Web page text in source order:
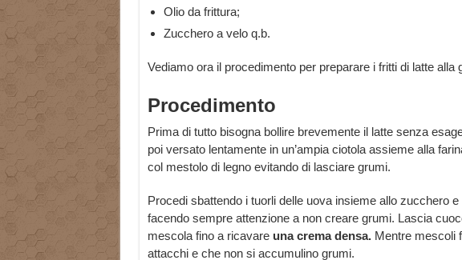
Olio da frittura;
Zucchero a velo q.b.
Vediamo ora il procedimento per preparare i fritti di latte alla
Procedimento
Prima di tutto bisogna bollire brevemente il latte senza
poi versato lentamente in un’ampia ciotola assieme alla
col mestolo di legno evitando di lasciare grumi.
Procedi sbattendo i tuorli delle uova insieme allo zucchero
facendo sempre attenzione a non creare grumi. Lascia
mescola fino a ricavare una crema densa.Mentre mescoli
attacchi e che non si accumulino grumi.